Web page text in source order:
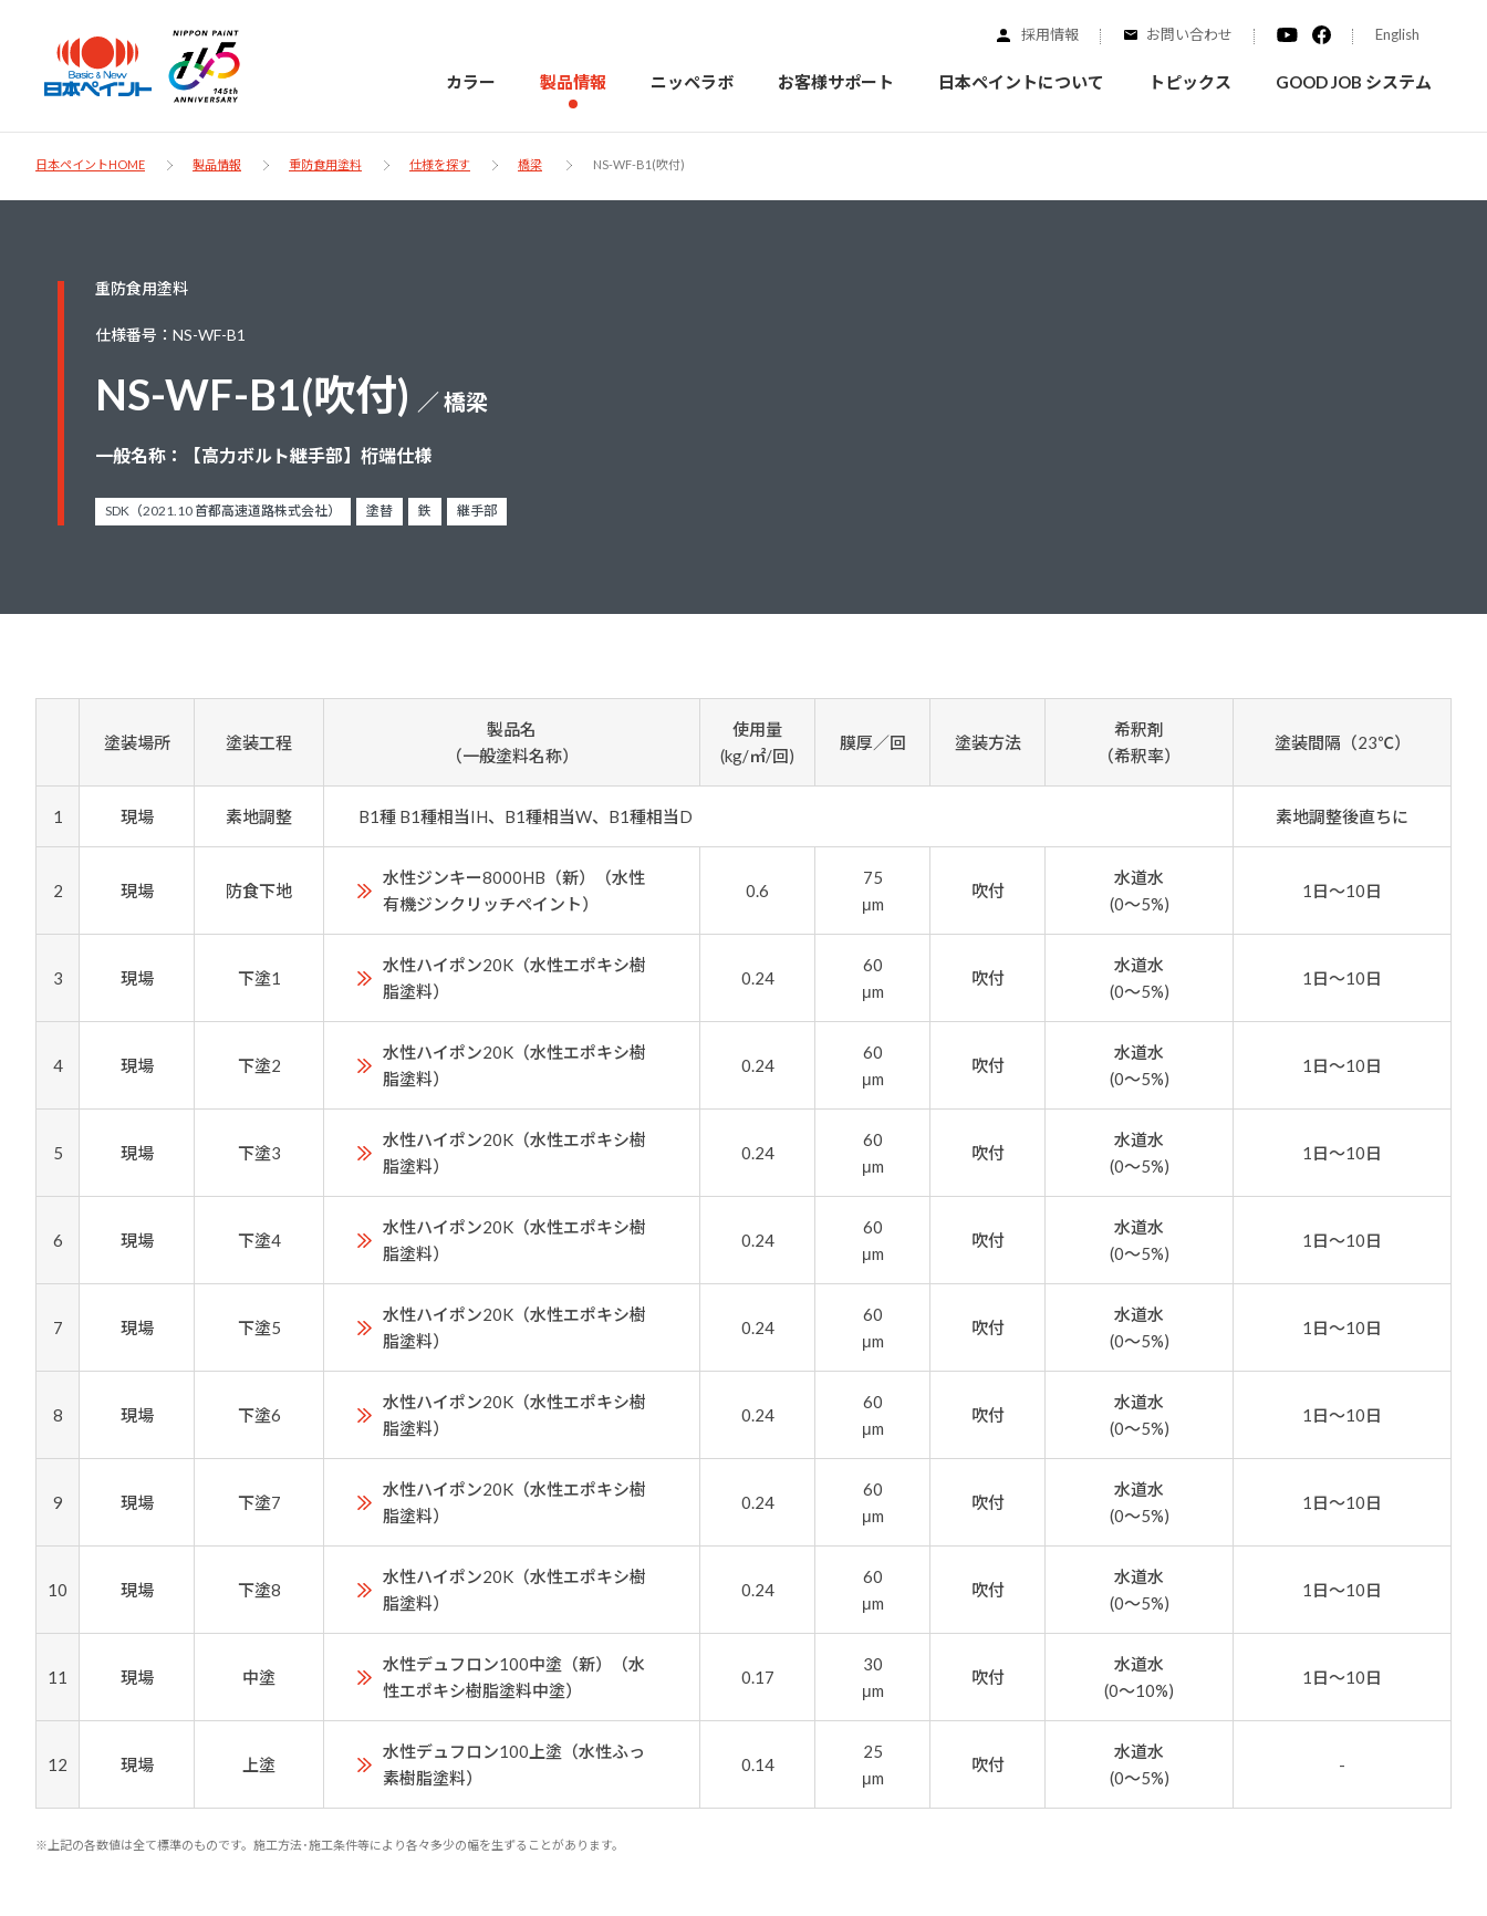
採用情報 お問い合わせ English
カラー 製品情報
製品情報
建築・重防食・自動車補修用の各分野で、
製品特集
プロテクトン
EMO
ダンジオーラシステム
SUSTAINA SYSTEM
グリーンループBMK
ニッペラボ
ニッペラボ
塗装をする時、施工会社へお願いする時に
知っておくべき塗料・塗装の基礎知識をご
お客様サポート
お客様サポー
ト
お問い合わせにあたっては、まずは「よく
日本ペイントについて
日本ペイント
に
ついて
日本ペイントグループの一員として、建築
塗料の開発・製造および販売を展開。全国
いります。
ご利用にあたって 個人情報の取扱いについて
トピックス GOOD JOB システム
日本ペイントHOME 製品情報 重防食用塗料 仕様を探す 橋梁 NS-WF-B1(吹付)
重防食用塗料
仕様番号：NS-WF-B1
NS-WF-B1(吹付) ／ 橋梁
一般名称：【高力ボルト継手部】桁端仕様
SDK（2021.10 首都高速道路株式会社） 塗替 鉄 継手部
塗装場所 塗装工程
製品名
（一般塗料名称）
使用量
(kg/㎡/回)
膜厚／回 塗装方法
希釈剤
（希釈率）
塗装間隔（23℃）
1 現場 素地調整 B1種 B1種相当IH、B1種相当W、B1種相当D 素地調整後直ちに
2 現場 防食下地
水性ジンキー8000HB（新）（水性
有機ジンクリッチペイント）
0.6
75
μm
吹付
水道水
(0～5%)
1日～10日
3 現場 下塗1
水性ハイポン20K（水性エポキシ樹
脂塗料）
0.24
60
μm
吹付
水道水
(0～5%)
1日～10日
4 現場 下塗2
水性ハイポン20K（水性エポキシ樹
脂塗料）
0.24
60
μm
吹付
水道水
(0～5%)
1日～10日
5 現場 下塗3
水性ハイポン20K（水性エポキシ樹
脂塗料）
0.24
60
μm
吹付
水道水
(0～5%)
1日～10日
6 現場 下塗4
水性ハイポン20K（水性エポキシ樹
脂塗料）
0.24
60
μm
吹付
水道水
(0～5%)
1日～10日
7 現場 下塗5
水性ハイポン20K（水性エポキシ樹
脂塗料）
0.24
60
μm
吹付
水道水
(0～5%)
1日～10日
8 現場 下塗6
水性ハイポン20K（水性エポキシ樹
脂塗料）
0.24
60
μm
吹付
水道水
(0～5%)
1日～10日
9 現場 下塗7
水性ハイポン20K（水性エポキシ樹
脂塗料）
0.24
60
μm
吹付
水道水
(0～5%)
1日～10日
10 現場 下塗8
水性ハイポン20K（水性エポキシ樹
脂塗料）
0.24
60
μm
吹付
水道水
(0～5%)
1日～10日
11 現場 中塗
水性デュフロン100中塗（新）（水
性エポキシ樹脂塗料中塗）
0.17
30
μm
吹付
水道水
(0～10%)
1日～10日
12 現場 上塗
水性デュフロン100上塗（水性ふっ
素樹脂塗料）
0.14
25
μm
吹付
水道水
(0～5%)
-
※上記の各数値は全て標準のものです。施工方法･施工条件等により各々多少の幅を生ずることがあります。